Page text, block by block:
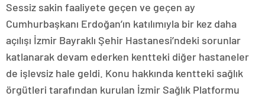
Sessiz sakin faaliyete geçen ve geçen ay
Cumhurbaşkanı Erdoğan’ın katılımıyla bir kez daha
açılışı İzmir Bayraklı Şehir Hastanesi’ndeki sorunlar
katlanarak devam ederken kentteki diğer hastaneler
de işlevsiz hale geldi. Konu hakkında kentteki sağlık
örgütleri tarafından kurulan İzmir Sağlık Platformu